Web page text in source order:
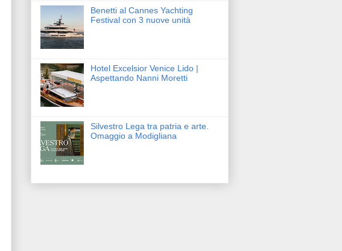
Benetti al Cannes Yachting
Festival con 3 nuove unità
Hotel Excelsior Venice Lido |
Aspettando Nanni Moretti
Silvestro Lega tra patria e arte.
Omaggio a Modigliana